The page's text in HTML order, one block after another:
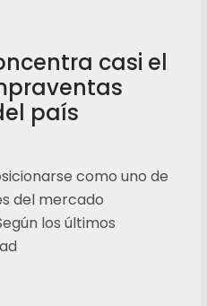
casi el
país
como uno de
del mercado
los últimos